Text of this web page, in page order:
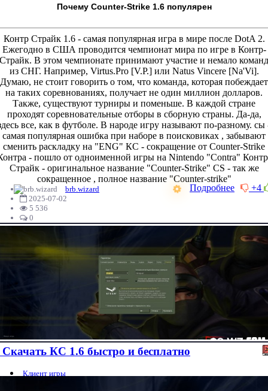
Почему Counter-Strike 1.6 популярен
Контр Страйк 1.6 - самая популярная игра в мире после DotA 2.
Ежегодно в США проводится чемпионат мира по игре в Контр-
Страйк. В этом чемпионате принимают участие и немало команд
из СНГ. Например, Virtus.Pro [V.P.] или Natus Vincere [Na'Vi].
Думаю, не стоит говорить о том, что команда, которая побеждает
на таких соревнованиях, получает не один миллион долларов.
Также, существуют турниры и поменьше. В каждой стране
проходят соревновательные отборы в сборную страны. Да-да,
все, как в футболе. В народе игру называют по-разному. сы
самая популярная ошибка при наборе в поисковиках , забывают
сменить раскладку на "ENG" КС - сокращение от Counter-Strike
- пошло от одноименной игры на Nintendo "Contra"
Страйк - оригинальное название "Counter-Strike" CS - так же
сокращенное , полное название "Counter-strike"
+4
Подробнее
brb.wizard
2025-07-02
5 536
0
Скачать КС 1.6 быстро и бесплатно
Клиент игры